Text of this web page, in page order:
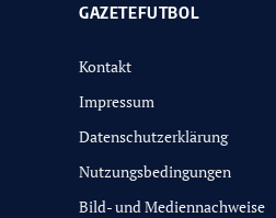
GAZETEFUTBOL
Kontakt
Impressum
Datenschutzerklärung
Nutzungsbedingungen
Bild- und Mediennachweise